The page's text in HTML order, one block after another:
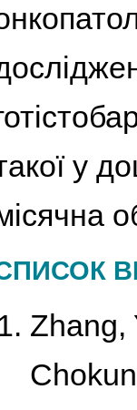
у
Zhang,